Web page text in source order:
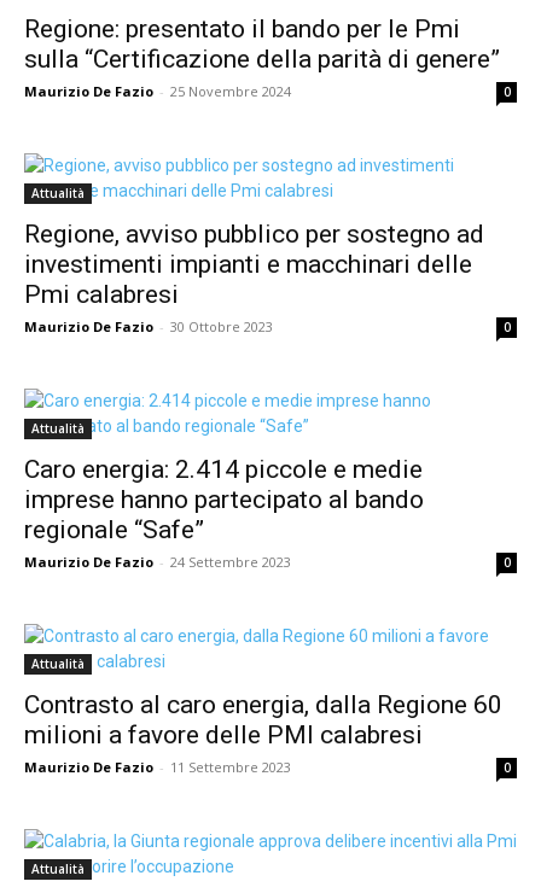
Regione: presentato il bando per le Pmi
sulla “Certificazione della parità di genere”
Maurizio De Fazio - 25 Novembre 2024 0
Attualità
Regione, avviso pubblico per sostegno ad
investimenti impianti e macchinari delle
Pmi calabresi
Maurizio De Fazio - 30 Ottobre 2023 0
Attualità
Caro energia: 2.414 piccole e medie
imprese hanno partecipato al bando
regionale “Safe”
Maurizio De Fazio - 24 Settembre 2023 0
Attualità
Contrasto al caro energia, dalla Regione 60
milioni a favore delle PMI calabresi
Maurizio De Fazio - 11 Settembre 2023 0
Attualità